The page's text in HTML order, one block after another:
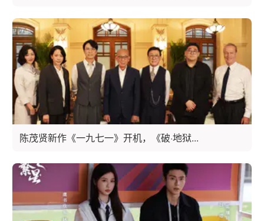
陈茂贤新作《一九七一》开机，《破·地狱...